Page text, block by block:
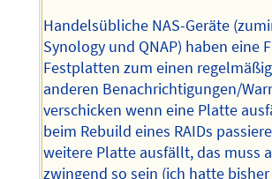
Handelsübliche NAS-Geräte
Synology und QNAP) haben eine
Festplatten zum einen
anderen Benachrichtigungen/
verschicken wenn eine Platte
beim Rebuild eines RAIDs
weitere Platte ausfällt, das muss
zwingend so sein (ich hatte